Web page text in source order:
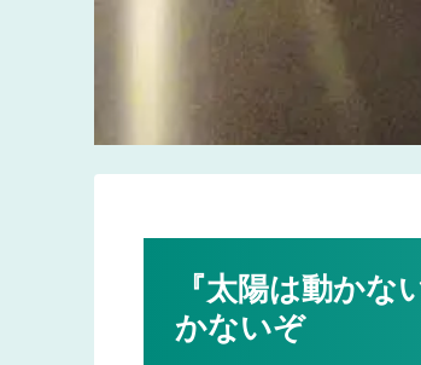
『太陽は動か
かないぞ